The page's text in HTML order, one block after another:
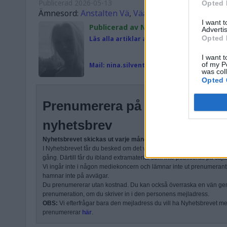
Opted
I want
Opted
I want
of my
was
Opted
Ämnesord: Anstalten Vä, Väanstalten
Publicerad av Nina Silventoinen
Läs alla artiklar av Nina Silventoinen
Mail:
Prenumerera på
nyhetsbrev
Nyhetsbrevet skickas ut varje måndag.
I Nyhetsbrevet får du besked om det vi senast har publicerat och
gång. Därtill får du ibland extramaterial som inte publiceras på
Vi ingår inte i någon mediekoncern och lämnar inte ut
hamnar inte på avvägar.
Du prenumererar utan kostnad. Du kan också överraska en vän
prenumeration, om du skriver in i den personens mejladress.
OBS: Vi efterfrågar bara den mejladress du vill ha Nyhetsbrevet
prenumererar här.